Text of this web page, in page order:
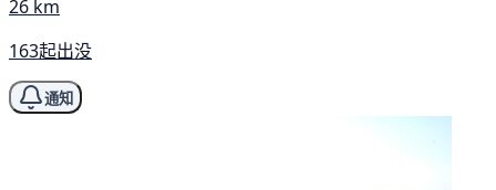
26 km
163起出没
通知